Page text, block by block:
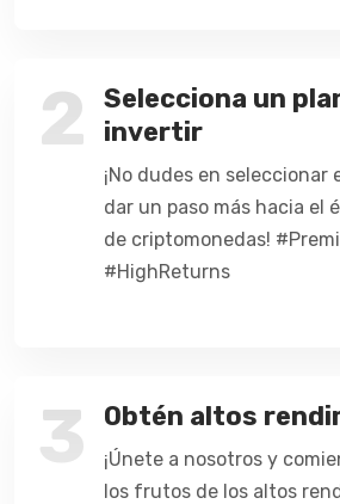
2
Selecciona un
invertir
¡No dudes en seleccionar
dar un paso más hacia el
de criptomonedas!
#HighReturns
3 Obtén altos
¡Únete a nosotros y
los frutos de los altos